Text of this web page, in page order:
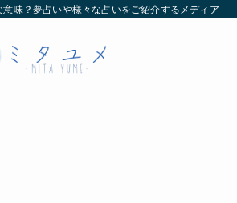
意味？夢占いや様々な占いをご紹介するメディア